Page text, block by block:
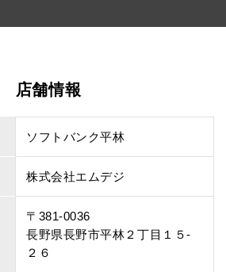
店舗情報
ソフトバンク平林
株式会社エムデジ
〒381-0036
長野県長野市平林２丁目１５‐
２６